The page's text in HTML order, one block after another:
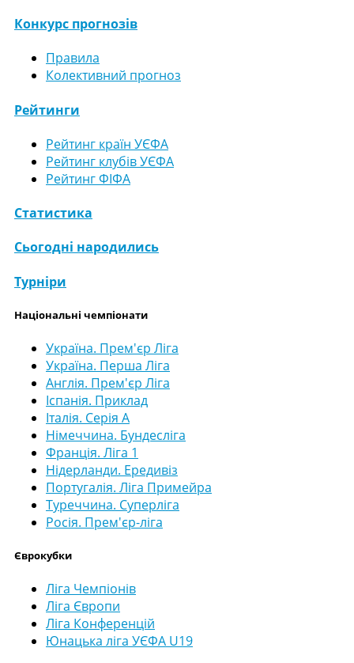
Конкурс прогнозів
Правила
Колективний прогноз
Рейтинги
Рейтинг країн УЄФА
Рейтинг клубів УЄФА
Рейтинг ФІФА
Статистика
Сьогодні народились
Турніри
Національні чемпіонати
Україна. Прем'єр Ліга
Україна. Перша Ліга
Англія. Прем'єр Ліга
Іспанія. Приклад
Італія. Серія А
Німеччина. Бундесліга
Франція. Ліга 1
Нідерланди. Ередивіз
Португалія. Ліга Примейра
Туреччина. Суперліга
Росія. Прем'єр-ліга
Єврокубки
Ліга Чемпіонів
Ліга Європи
Ліга Конференцій
Юнацька ліга УЄФА U19